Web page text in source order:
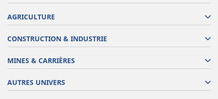
AGRICULTURE
CONSTRUCTION & INDUSTRIE
MINES & CARRIÈRES
AUTRES UNIVERS